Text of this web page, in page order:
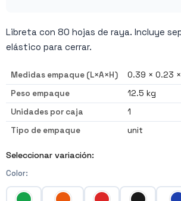
Libreta con 80 hojas de raya. Incluye
elástico para cerrar.
Medidas empaque (L×A×H)
0.39 × 0.23
Peso empaque
12.5 kg
Unidades por caja
1
Tipo de empaque
unit
Seleccionar variación:
Color: